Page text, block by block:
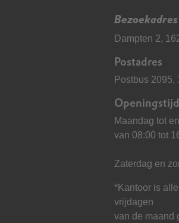
Bezoekadres
Dampten 2,
Postadres
Postbus 2095,
Maandag tot
van 08:00 tot
Zaterdag en
*Kantoor is
vrijdagen
van de maand